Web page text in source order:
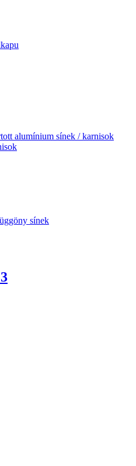
alumínium sínek / karnisok
sínek